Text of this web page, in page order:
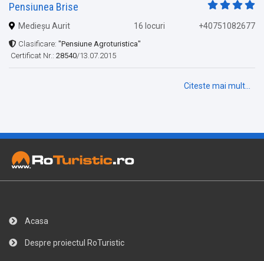
Pensiunea Brise
Medieșu Aurit 16 locuri +40751082677
Clasificare: "Pensiune Agroturistica"
Certificat Nr.: 28540/13.07.2015
Citeste mai mult...
Acasa
Despre proiectul RoTuristic